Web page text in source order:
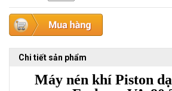
Chi tiết sản phẩm
Máy nén khí Piston